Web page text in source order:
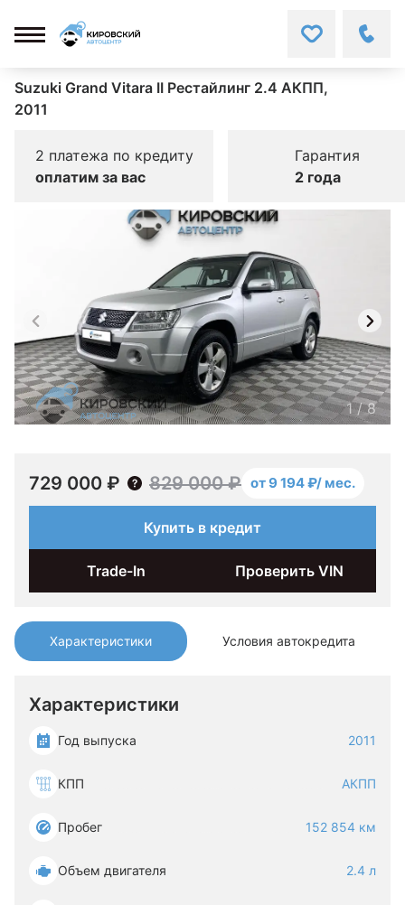
Suzuki Grand Vitara II Рестайлинг 2.4 АКПП,
2011
2 платежа по кредиту
оплатим за вас
Гарантия
2 года
Характеристики Условия автокредита
Характеристики
Год выпуска 2011
КПП АКПП
Пробег 152 854 км
Объем двигателя 2.4 л
1 /8
729 000 ₽ 829 000 ₽ от 9 194 ₽/ мес.
Купить в кредит
Trade-In Проверить VIN